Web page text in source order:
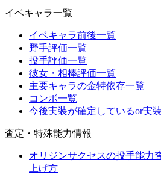
イベキャラ一覧
イベキャラ前後一覧
野手評価一覧
投手評価一覧
彼女・相棒評価一覧
主要キャラの金特依存一覧
コンボ一覧
今後実装が確定しているor実
査定・特殊能力情報
オリジンサクセスの投手能力
上げ方